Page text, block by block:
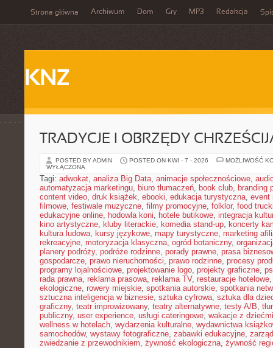
Strona główna Archiwum Dom Gry MP3 Redakcja
KNZ
TRADYCJE I OBRZĘDY
POSTED BY ADMIN POSTED ON KWI - 7 - 2026
MOŻLIWOŚĆ
WYŁĄCZONA
Tagi: adwokat, analiza Big Data, animacje społecznościowe,
automatyzacja marketingu, biuro tłumaczeń, book club, branding
content video, druk książek, ebooki, edukacja turystyczna, event
filmowe, festiwale muzyczne, filmy promocyjne, folklor, food
edukacyjne online, hodowla koni, hotele butikowe, integracja
kino artystyczne, kluby literackie, komedia stand-up, koncerty
kultura ludowa, kursy językowe, mapy turystyczne, marketing
rekreacyjne, motoryzacja klasyczna, ogród botaniczny,
planery podróży, podróże rodzinne, porady prawne, prasa
gospodarcze, prawo nieruchomości, prawo rodzinne, procesy
programy lojalnościowe, projektowanie logo, projekty graficzne,
rada prawna, reklama prasowa, reklama TV, restauracje hotelowe
ekologiczne, rowery miejskie, spotkania autorskie, spotkania
sztuczna inteligencja w biznesie, sztuka cyfrowa, sztuka dla
graficzny, teatr improwizowany, teatry alternatywne, testy A/B,
publiczny, user experience, usługi cateringowe, wakacje z dziećmi
wellness w hotelach, wydarzenia kulturalne, wydawnictwa
samochodów, wystawy fotograficzne, zabawki edukacyjne,
zwiedzanie z przewodnikiem, żywność ekologiczna, żywność